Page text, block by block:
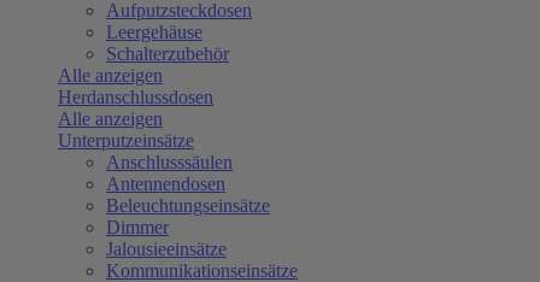
Aufputzsteckdosen
Leergehäuse
Schalterzubehör
Alle anzeigen
Herdanschlussdosen
Alle anzeigen
Unterputzeinsätze
Anschlusssäulen
Antennendosen
Beleuchtungseinsätze
Dimmer
Jalousieeinsätze
Kommunikationseinsätze